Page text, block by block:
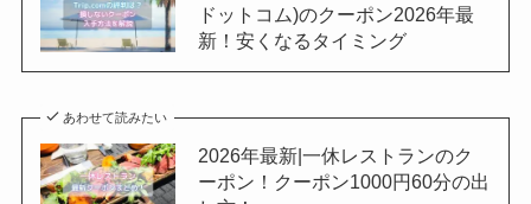
ドットコム)のクーポン2026年最
新！安くなるタイミング
あわせて読みたい
2026年最新|一休レストランのク
ーポン！クーポン1000円60分の出